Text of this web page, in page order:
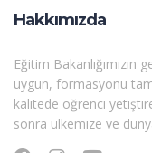
Hakkımızda
Eğitim
uygun, formasyonu
kalitede öğrenci
sonra ülkemize ve